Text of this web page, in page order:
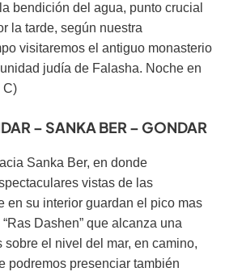
bendición del agua, punto crucial
la tarde, según nuestra
visitaremos el antiguo monasterio
judía de Falasha. Noche en
C)
– SANKA BER – GONDAR
Sanka Ber, en donde
vistas de las
en su interior guardan el pico mas
Dashen” que alcanza una
sobre el nivel del mar, en camino,
podremos presenciar también